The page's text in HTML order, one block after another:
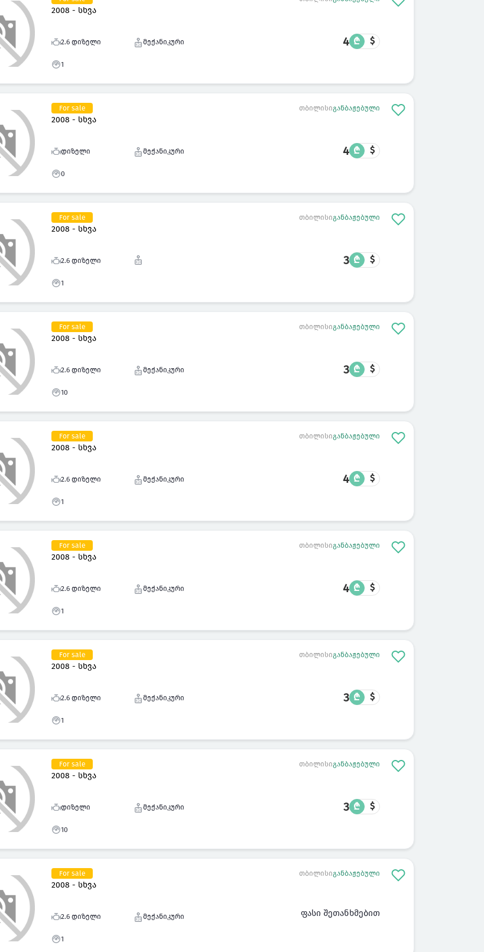
2008 - სხვა
2.6 დიზელი
1
მექანიკური 4 ₾ $
For sale
2008 - სხვა
თბილისიგანბაჟებული
დიზელი
0
მექანიკური 4 ₾ $
For sale
2008 - სხვა
თბილისიგანბაჟებული
2.6 დიზელი
1
3 ₾ $
For sale
2008 - სხვა
თბილისიგანბაჟებული
2.6 დიზელი
10
მექანიკური 3 ₾ $
For sale
2008 - სხვა
თბილისიგანბაჟებული
2.6 დიზელი
1
მექანიკური 4 ₾ $
For sale
2008 - სხვა
თბილისიგანბაჟებული
2.6 დიზელი
1
მექანიკური 4 ₾ $
For sale
2008 - სხვა
თბილისიგანბაჟებული
2.6 დიზელი
1
მექანიკური 3 ₾ $
For sale
2008 - სხვა
თბილისიგანბაჟებული
დიზელი
10
მექანიკური 3 ₾ $
For sale
2008 - სხვა
თბილისიგანბაჟებული
2.6 დიზელი
1
მექანიკური ფასი შეთანხმებით